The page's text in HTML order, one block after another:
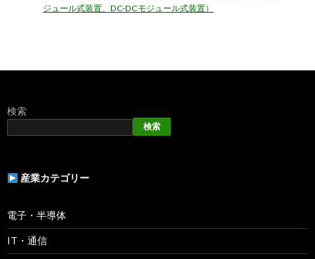
ジュール式装置、DC-DCモジュール式装置）
検索
検索
産業カテゴリー
電子・半導体
IT・通信